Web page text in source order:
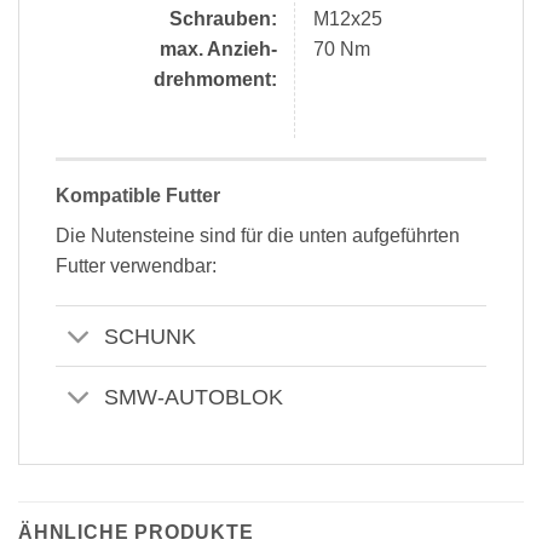
Schrauben:
max. Anzieh-
drehmoment:
M12x25
70 Nm
Kompatible Futter
Die Nutensteine sind für die unten aufgeführten
Futter verwendbar:
SCHUNK
SMW-AUTOBLOK
ÄHNLICHE PRODUKTE